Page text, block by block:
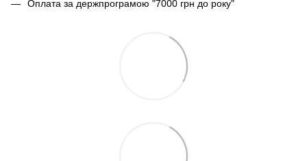
Оплата за держпрограмою "7000 грн до року"